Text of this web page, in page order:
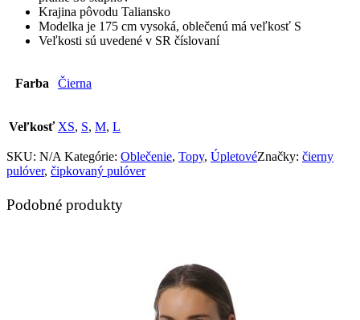
Krajina pôvodu Taliansko
Modelka je 175 cm vysoká, oblečenú má veľkosť S
Veľkosti sú uvedené v SR číslovaní
Farba Čierna
Veľkosť XS, S, M, L
SKU: N/A Kategórie: Oblečenie, Topy, ÚpletovéZnačky: čierny
pulóver, čipkovaný pulóver
Podobné produkty